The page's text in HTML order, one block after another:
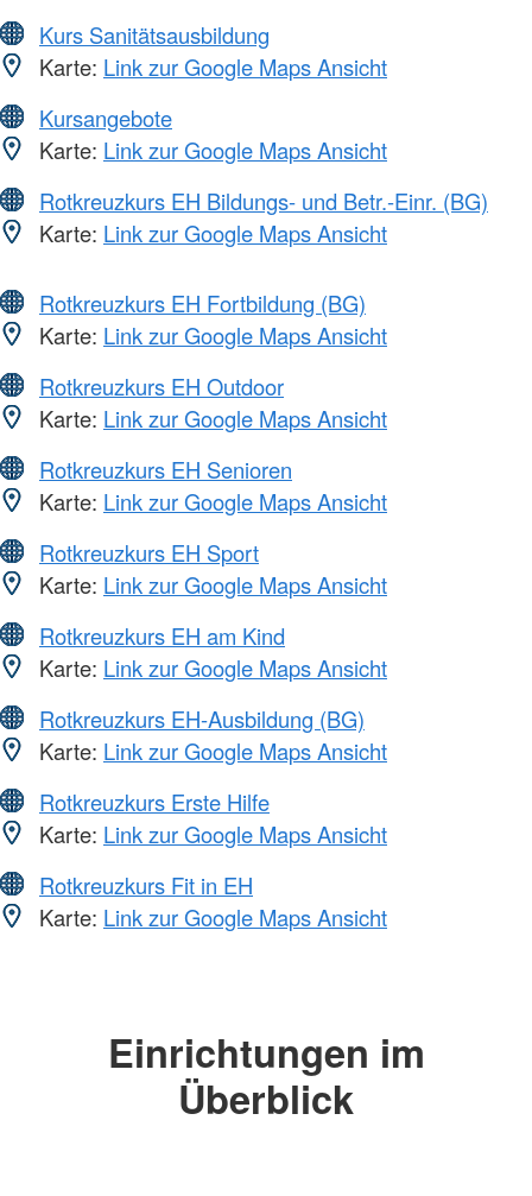
Kurs Sanitätsausbildung
Karte: Link zur Google Maps Ansicht
Kursangebote
Karte: Link zur Google Maps Ansicht
Rotkreuzkurs EH Bildungs- und Betr.-Einr. (BG)
Karte: Link zur Google Maps Ansicht
Rotkreuzkurs EH Fortbildung (BG)
Karte: Link zur Google Maps Ansicht
Rotkreuzkurs EH Outdoor
Karte: Link zur Google Maps Ansicht
Rotkreuzkurs EH Senioren
Karte: Link zur Google Maps Ansicht
Rotkreuzkurs EH Sport
Karte: Link zur Google Maps Ansicht
Rotkreuzkurs EH am Kind
Karte: Link zur Google Maps Ansicht
Rotkreuzkurs EH-Ausbildung (BG)
Karte: Link zur Google Maps Ansicht
Rotkreuzkurs Erste Hilfe
Karte: Link zur Google Maps Ansicht
Rotkreuzkurs Fit in EH
Karte: Link zur Google Maps Ansicht
Einrichtungen im
Überblick